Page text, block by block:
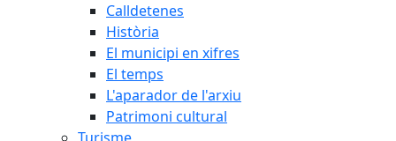
Calldetenes
Història
El municipi en xifres
El temps
L'aparador de l'arxiu
Patrimoni cultural